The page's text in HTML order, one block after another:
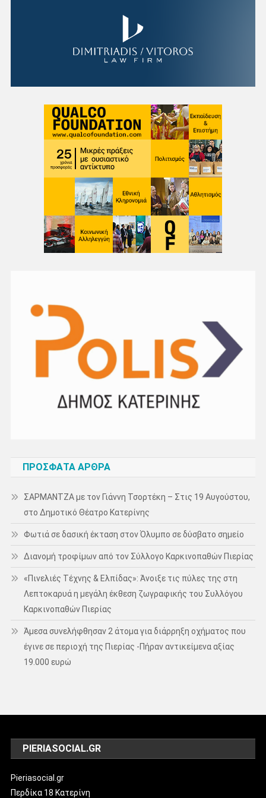
ΠΡΌΣΦΑΤΑ ΆΡΘΡΑ
ΣΑΡΜΑΝΤΖΑ με τον Γιάννη Τσορτέκη – Στις 19 Αυγούστου,
στο Δημοτικό Θέατρο Κατερίνης
Φωτιά σε δασική έκταση στον Όλυμπο σε δύσβατο σημείο
Διανομή τροφίμων από τον Σύλλογο Καρκινοπαθών Πιερίας
«Πινελιές Τέχνης & Ελπίδας»: Άνοιξε τις πύλες της στη
Λεπτοκαρυά η μεγάλη έκθεση ζωγραφικής του Συλλόγου
Καρκινοπαθών Πιερίας
Άμεσα συνελήφθησαν 2 άτομα για διάρρηξη οχήματος που
έγινε σε περιοχή της Πιερίας -Πήραν αντικείμενα αξίας
19.000 ευρώ
PIERIASOCIAL.GR
Pieriasocial.gr
Περδίκα 18 Κατερίνη